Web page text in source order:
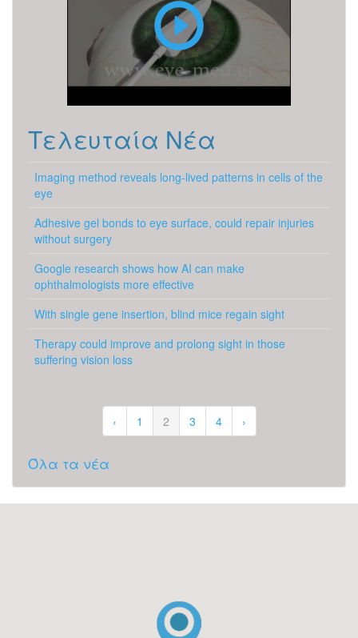
Τελευταία Νέα
Imaging method reveals long-lived patterns in cells of the
eye
Adhesive gel bonds to eye surface, could repair injuries
without surgery
Google research shows how AI can make
ophthalmologists more effective
With single gene insertion, blind mice regain sight
Therapy could improve and prolong sight in those
suffering vision loss
‹ 1 2 3 4 ›
Όλα τα νέα